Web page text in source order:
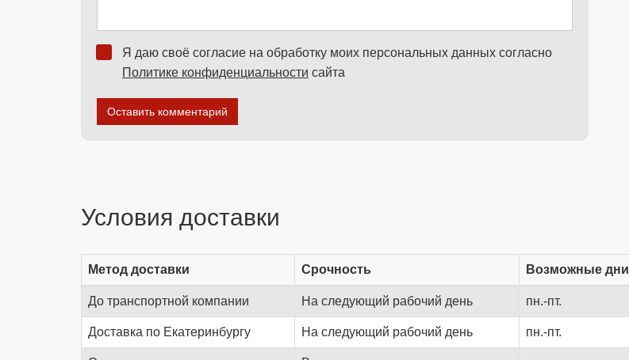
Я даю своё согласие на обработку моих персональных данных согласно
Политике конфиденциальности сайта
Оставить комментарий
Условия доставки
Метод доставки Срочность Возможные дни
До транспортной компании На следующий рабочий день пн.-пт.
Доставка по Екатеринбургу На следующий рабочий день пн.-пт.